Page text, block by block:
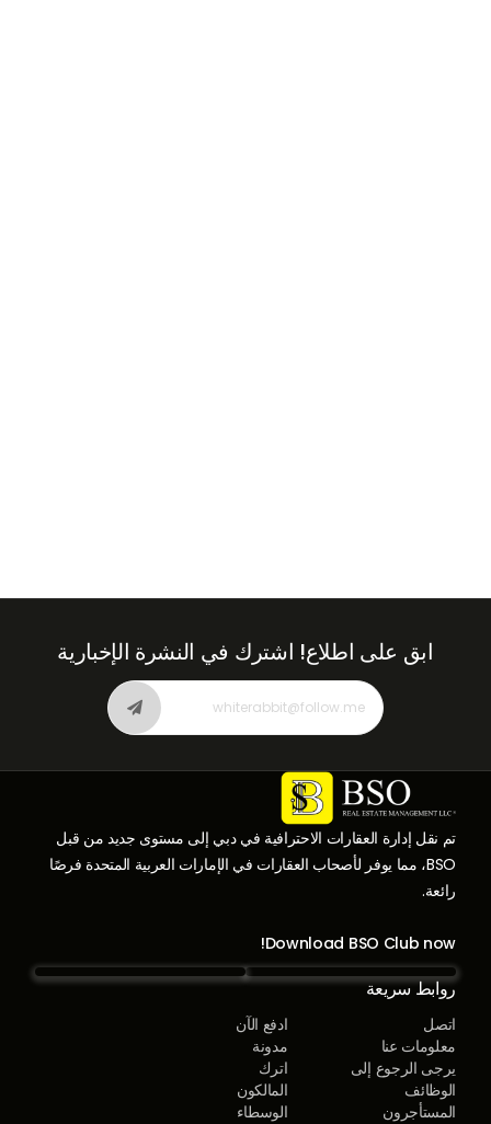
تم نقل إدارة العقارات الاحترافية في دبي إلى مستوى جديد من قبل
BSO، مما يوفر لأصحاب العقارات في الإمارات العربية المتحدة فرصًا
رائعة.
Download BSO Club now!
روابط سريعة
اتصل
ادفع الآن
معلومات عنا
مدونة
يرجى الرجوع إلى
اترك
الوظائف
المالكون
المستأجرون
الوسطاء
ابق على اطلاع! اشترك في النشرة الإخبارية